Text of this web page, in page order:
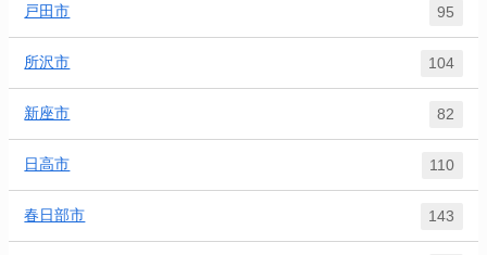
戸田市 95
所沢市 104
新座市 82
日高市 110
春日部市 143